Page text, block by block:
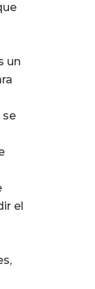
un
se
el